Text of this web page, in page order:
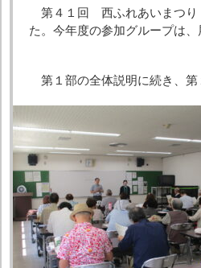
第４１回 西ふれあいまつり
た。今年度の参加グループは
第１部の全体説明に続き、